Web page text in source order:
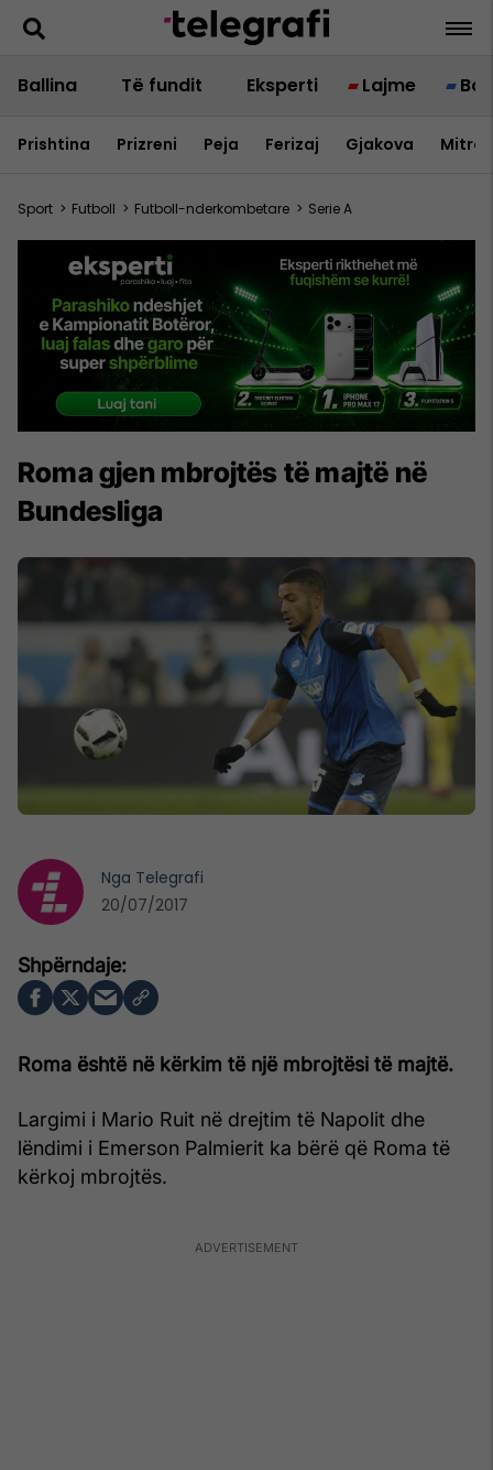
Ballina Të fundit Eksperti Lajme
Prishtina Prizreni Peja Ferizaj Gjakova
Sport > Futboll > Futboll-nderkombetare > Serie A
Roma gjen mbrojtës të majtë në
Bundesliga
Roma është në kërkim të një mbrojtësi të majtë.
Largimi i Mario Ruit në drejtim të Napolit dhe
lëndimi i Emerson Palmierit ka bërë që Roma të
kërkoj mbrojtës.
Nga Telegrafi
20/07/2017